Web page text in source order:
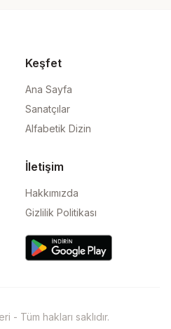
Keşfet
Ana Sayfa
Sanatçılar
Alfabetik Dizin
İletişim
Hakkımızda
Gizlilik Politikası
- Tüm hakları saklıdır.